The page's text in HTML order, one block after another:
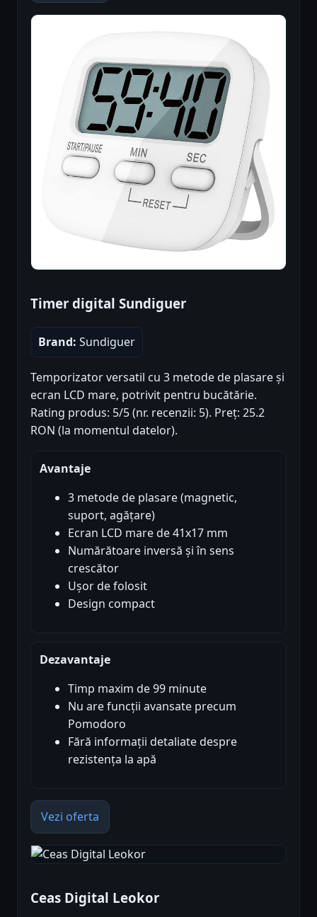
Timer digital Sundiguer
Brand: Sundiguer
Temporizator versatil cu 3 metode de plasare și
ecran LCD mare, potrivit pentru bucătărie.
Rating produs: 5/5 (nr. recenzii: 5). Preț: 25.2
RON (la momentul datelor).
Avantaje
3 metode de plasare (magnetic,
suport, agățare)
Ecran LCD mare de 41x17 mm
Numărătoare inversă și în sens
crescător
Ușor de folosit
Design compact
Dezavantaje
Timp maxim de 99 minute
Nu are funcții avansate precum
Pomodoro
Fără informații detaliate despre
rezistența la apă
Vezi oferta
Ceas Digital Leokor